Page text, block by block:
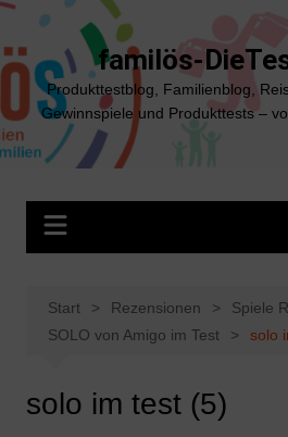
Zum
springen
familös-
Produkttestblog, Familienblog,
Gewinnspiele und Produkttests –
Start Rezensionen
Spiele
SOLO von Amigo im Test
solo
solo im test (5)